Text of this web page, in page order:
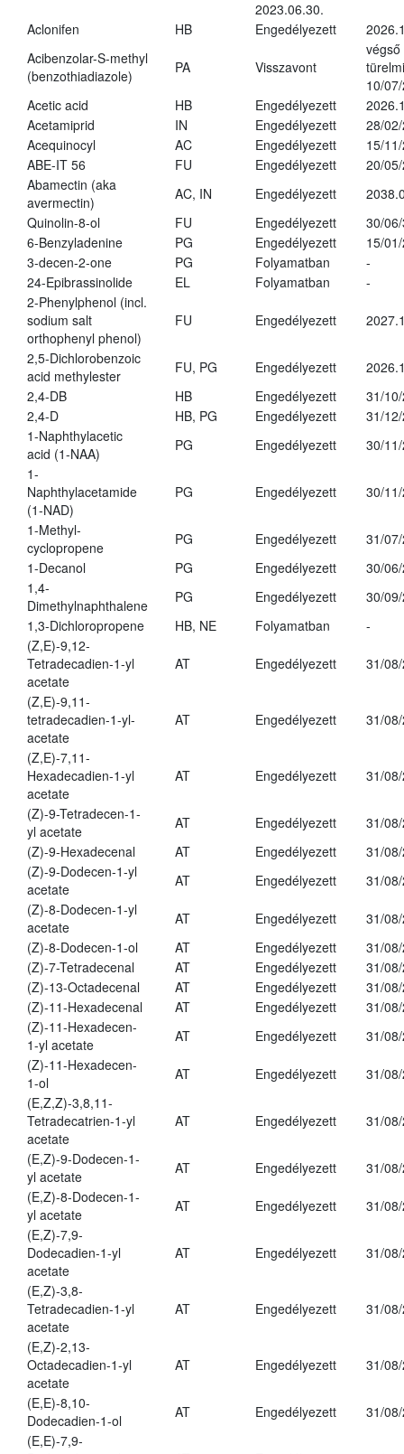
2023.06.30.
Aclonifen
HB Engedélyezett
Acibenzolar-S-methyl
(benzothiadiazole)
PA Visszavont
végső
10/
Acetic acid
HB Engedélyezett
Acetamiprid
IN Engedélyezett
28/
Acequinocyl
AC Engedélyezett
15/
ABE-IT 56
FU Engedélyezett
20/
Abamectin (aka
avermectin)
AC, IN Engedélyezett
Quinolin-8-ol
FU Engedélyezett
30/
6-Benzyladenine
PG Engedélyezett
15/
3-decen-2-one
PG Folyamatban
-
24-Epibrassinolide
EL Folyamatban
-
2-Phenylphenol (incl.
sodium salt
orthophenyl phenol)
FU Engedélyezett
2,5-Dichlorobenzoic
acid methylester
FU, PG Engedélyezett
2,4-DB
HB Engedélyezett
31/
2,4-D
HB, PG Engedélyezett
31/
1-Naphthylacetic
acid (1-NAA)
PG Engedélyezett
30/
1-
Naphthylacetamide
(1-NAD)
PG Engedélyezett 30/
1-Methyl-
cyclopropene
PG Engedélyezett
31/
1-Decanol
PG Engedélyezett
30/
1,4-
Dimethylnaphthalene
PG Engedélyezett
30/
1,3-Dichloropropene
HB, NE Folyamatban
-
(Z,E)-9,12-
Tetradecadien-1-yl
acetate
AT Engedélyezett 31/
(Z,E)-9,11-
tetradecadien-1-yl-
acetate
AT Engedélyezett 31/
(Z,E)-7,11-
Hexadecadien-1-yl
acetate
AT Engedélyezett 31/
(Z)-9-Tetradecen-1-
yl acetate
AT Engedélyezett
31/
(Z)-9-Hexadecenal
AT Engedélyezett
31/
(Z)-9-Dodecen-1-yl
acetate
AT Engedélyezett
31/
(Z)-8-Dodecen-1-yl
acetate
AT Engedélyezett
31/
(Z)-8-Dodecen-1-ol
AT Engedélyezett
31/
(Z)-7-Tetradecenal
AT Engedélyezett
31/
(Z)-13-Octadecenal
AT Engedélyezett
31/
(Z)-11-Hexadecenal
AT Engedélyezett
31/
(Z)-11-Hexadecen-
1-yl acetate
AT Engedélyezett
31/
(Z)-11-Hexadecen-
1-ol
AT Engedélyezett
31/
(E,Z,Z)-3,8,11-
Tetradecatrien-1-yl
acetate
AT Engedélyezett 31/
(E,Z)-9-Dodecen-1-
yl acetate
AT Engedélyezett
31/
(E,Z)-8-Dodecen-1-
yl acetate
AT Engedélyezett
31/
(E,Z)-7,9-
Dodecadien-1-yl
acetate
AT Engedélyezett 31/
(E,Z)-3,8-
Tetradecadien-1-yl
acetate
AT Engedélyezett 31/
(E,Z)-2,13-
Octadecadien-1-yl
acetate
AT Engedélyezett 31/
(E,E)-8,10-
Dodecadien-1-ol
AT Engedélyezett
31/
(E,E)-7,9-